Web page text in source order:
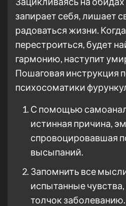
запирает себя, лишает
радоваться жизни.
перестроиться, будет
гармонию, наступит
Пошаговая инструкция
психосоматики
С помощью
истинная причина,
спровоцировавшая
высыпаний.
Запомнить все
испытанные
толчок заболеванию.